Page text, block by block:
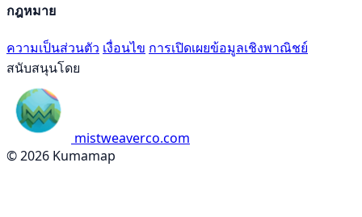
กฎหมาย
ความเป็นส่วนตัว เงื่อนไข การเปิดเผยข้อมูลเชิงพาณิชย์
สนับสนุนโดย
mistweaverco.com
© 2026 Kumamap